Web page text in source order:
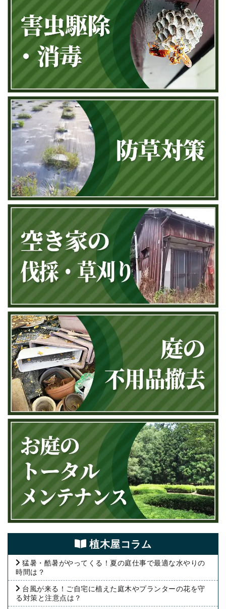
植⽊屋コラム
猛暑・酷暑がやってくる！夏の庭仕事で最適な水やりの
時間は？
台風が来る！ご自宅に植えた庭木やプランターの花を守
る対策と注意点は？